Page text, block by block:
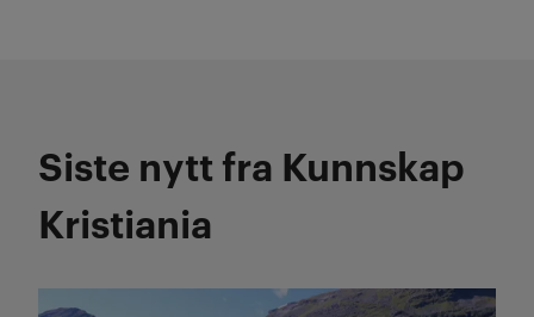
Siste nytt fra Kunnskap
Kristiania
Les mer